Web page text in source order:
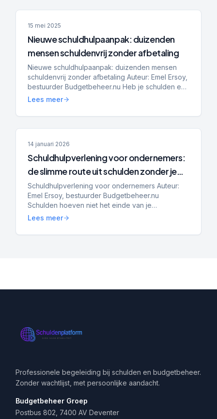
15 mei 2025
Nieuwe schuldhulpaanpak: duizenden
mensen schuldenvrij zonder afbetaling
Nieuwe schuldhulpaanpak: duizenden mensen
schuldenvrij zonder afbetaling Auteur: Emel Ersoy,
bestuurder Budgetbeheer.nu Heb je schulden en
een laag inkomen, maar lijkt aflossen onmogelijk?
Lees meer
14 januari 2026
Schuldhulpverlening voor ondernemers:
de slimme route uit schulden zonder je
bedrijf op te geven
Schuldhulpverlening voor ondernemers Auteur:
Emel Ersoy, bestuurder Budgetbeheer.nu
Schulden hoeven niet het einde van je
onderneming te betekenen. Steeds meer zzp’ers
Lees meer
Professionele begeleiding bij schulden en budgetbeheer.
Zonder wachtlijst, met persoonlijke aandacht.
Budgetbeheer Groep
Postbus 802, 7400 AV Deventer